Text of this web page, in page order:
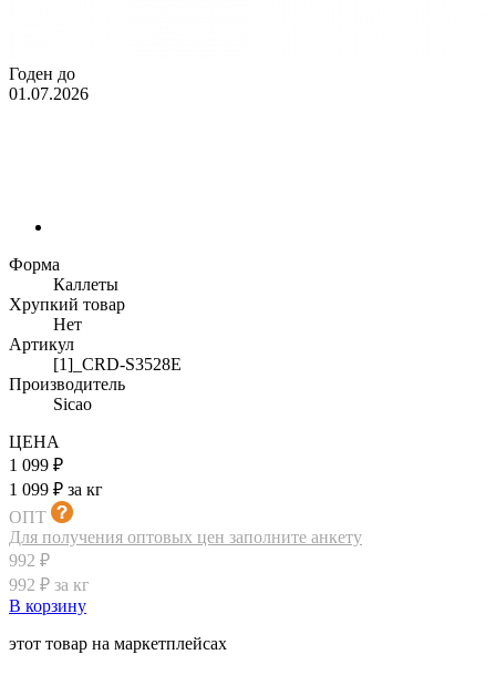
Годен до
01.07.2026
Форма
Каллеты
Хрупкий товар
Нет
Артикул
[1]_CRD-S3528E
Производитель
Sicao
ЦЕНА
1 099 ₽
1 099 ₽ за кг
ОПТ
Для получения оптовых цен заполните анкету
992 ₽
992 ₽ за кг
В корзину
этот товар на маркетплейсах